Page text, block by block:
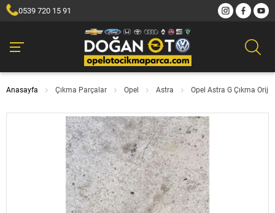
0539 720 15 91
Anasayfa Çıkma Parçalar Opel Astra Opel Astra G Çıkma